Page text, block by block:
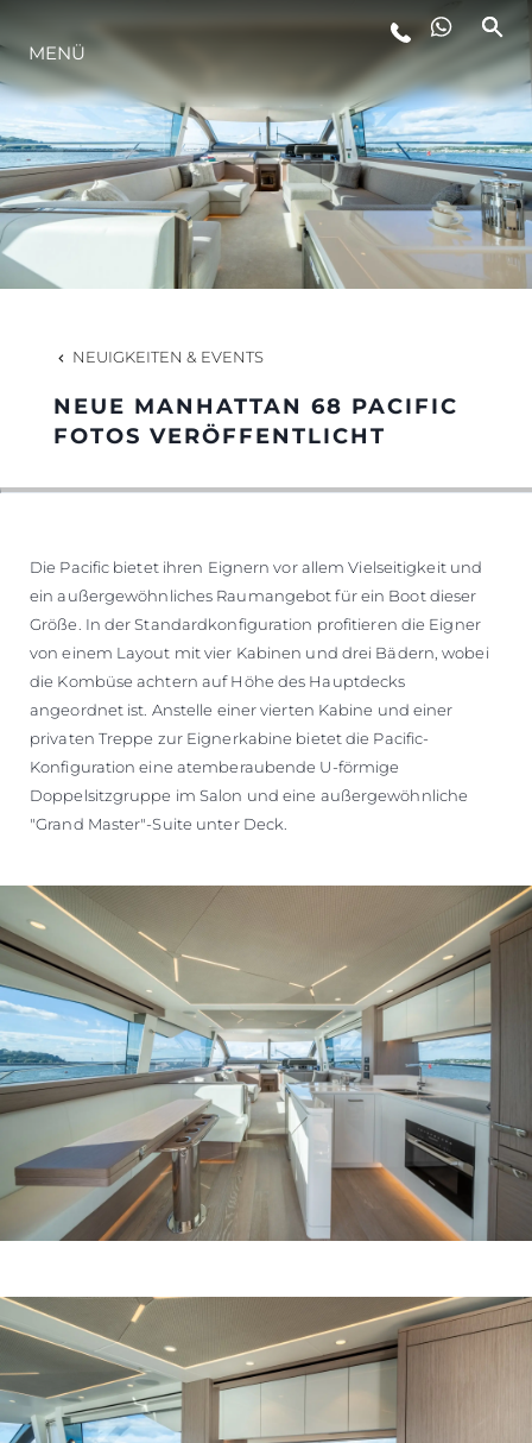
LIFESTYLE
INNOVATION
DIE FIRMA
DAS TEAM
GESCHICHTE
MENÜ
NEUIGKEITEN & EVENTS
NEUE MANHATTAN 68 PACIFIC
FOTOS VERÖFFENTLICHT
Die Pacific bietet ihren Eignern vor allem Vielseitigkeit und
ein außergewöhnliches Raumangebot für ein Boot dieser
Größe. In der Standardkonfiguration profitieren die Eigner
von einem Layout mit vier Kabinen und drei Bädern, wobei
die Kombüse achtern auf Höhe des Hauptdecks
angeordnet ist. Anstelle einer vierten Kabine und einer
privaten Treppe zur Eignerkabine bietet die Pacific-
Konfiguration eine atemberaubende U-förmige
Doppelsitzgruppe im Salon und eine außergewöhnliche
"Grand Master"-Suite unter Deck.